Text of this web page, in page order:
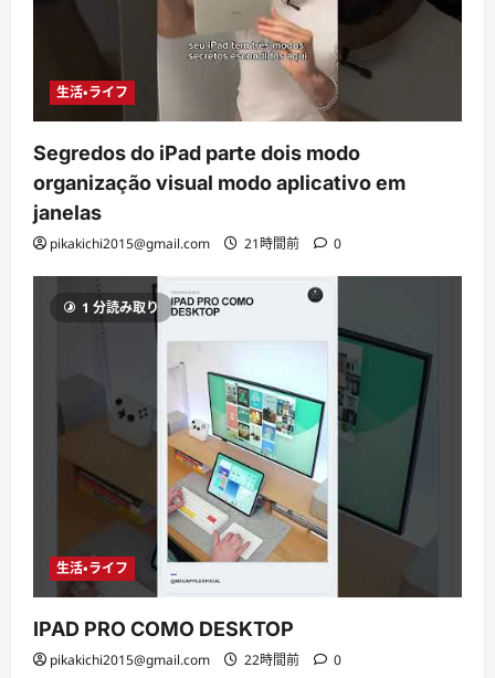
生活・ライフ
Segredos do iPad parte dois modo
organização visual modo aplicativo em
janelas
pikakichi2015@gmail.com 21時間前 0
1 分読み取り
生活・ライフ
IPAD PRO COMO DESKTOP
pikakichi2015@gmail.com 22時間前 0